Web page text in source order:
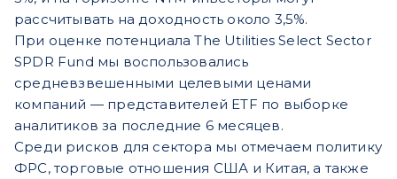
рассчитывать на доходность около 3,5%.
При оценке потенциала The Utilities Select Sector
SPDR Fund мы воспользовались
средневзвешенными целевыми ценами
компаний — представителей ETF по выборке
аналитиков за последние 6 месяцев.
Среди рисков для сектора мы отмечаем политику
ФРС, торговые отношения США и Китая, а также